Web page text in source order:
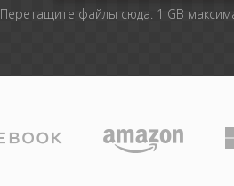
Перетащите файлы сюда. 1 GB